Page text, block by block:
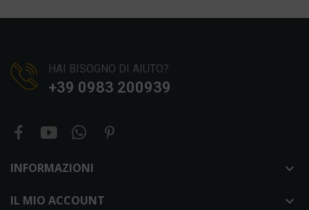
HAI BISOGNO DI AIUTO?
+39 0983 200939
INFORMAZIONI 
IL MIO ACCOUNT 